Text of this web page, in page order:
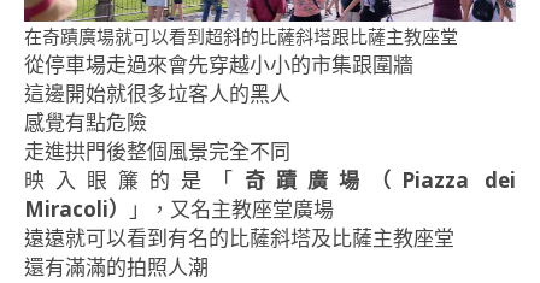
在奇蹟廣場就可以看到超斜的比薩斜塔跟比薩主教座堂
從停車場走過來會先穿越小小的市集跟圍牆
這邊開始就很多垃客人的黑人
感覺有點危險
走進拱門後整個風景完全不同
映入眼簾的是「 奇蹟廣場（Piazza dei
Miracoli）
」，又名主教座堂廣場
遠遠就可以看到有名的比薩斜塔及比薩主教座堂
還有滿滿的拍照人潮